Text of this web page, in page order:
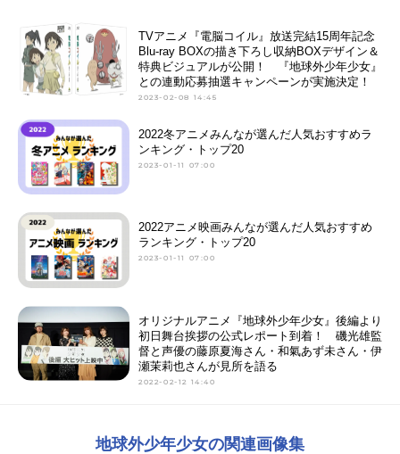
TVアニメ『電脳コイル』放送完結15周年記念
Blu-ray BOXの描き下ろし収納BOXデザイン＆
特典ビジュアルが公開！ 『地球外少年少女』
との連動応募抽選キャンペーンが実施決定！
2023-02-08 14:45
2022冬アニメみんなが選んだ人気おすすめラ
ンキング・トップ20
2023-01-11 07:00
2022アニメ映画みんなが選んだ人気おすすめ
ランキング・トップ20
2023-01-11 07:00
オリジナルアニメ『地球外少年少女』後編より
初日舞台挨拶の公式レポート到着！ 磯光雄監
督と声優の藤原夏海さん・和氣あず未さん・伊
瀬茉莉也さんが見所を語る
2022-02-12 14:40
地球外少年少女の関連画像集